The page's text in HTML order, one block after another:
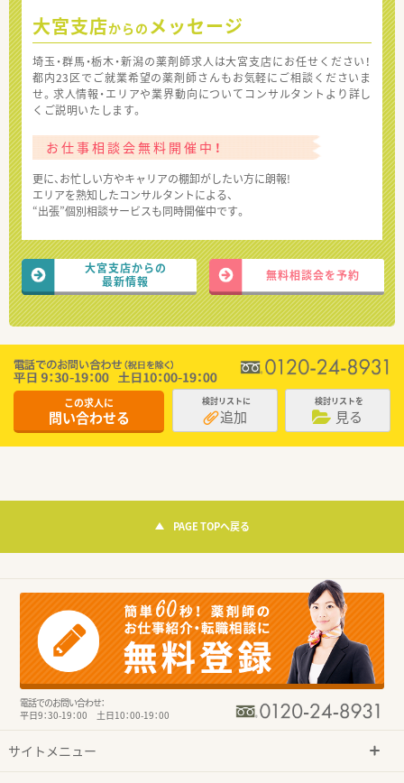
大宮支店からの メッセージ
埼玉・群馬・栃木・新潟の薬剤師求人は大宮支店にお任せください！
都内23区でご就業希望の薬剤師さんもお気軽にご相談くださいま
せ。求人情報・エリアや業界動向についてコンサルタントより詳し
くご説明いたします。
お仕事相談会無料開催中！
更に、お忙しい方やキャリアの棚卸がしたい方に朗報!
エリアを熟知したコンサルタントによる、
“出張”個別相談サービスも同時開催中です。
大宮支店からの
最新情報
無料相談会を予約
この求人に
問い合わせる
検討リストに
追加
検討リストを
見る
PAGE TOPへ戻る
電話でのお問い合わせ：
平日9：30-19：00 土日10：00-19：00
サイトメニュー